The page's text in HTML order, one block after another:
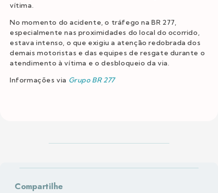
vítima.
No momento do acidente, o tráfego na BR 277,
especialmente nas proximidades do local do ocorrido,
estava intenso, o que exigiu a atenção redobrada dos
demais motoristas e das equipes de resgate durante o
atendimento à vítima e o desbloqueio da via.
Informações via Grupo BR 277
Compartilhe